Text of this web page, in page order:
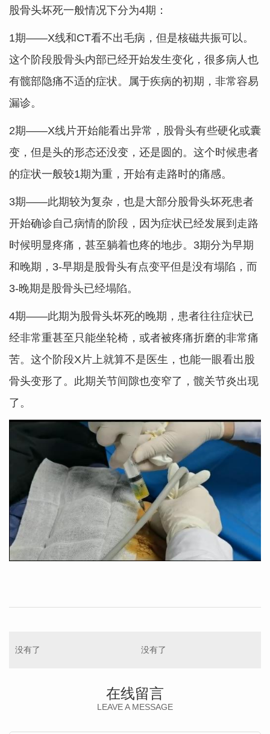
股骨头坏死一般情况下分为4期：
1期——X线和CT看不出毛病，但是核磁共振可以。
这个阶段股骨头内部已经开始发生变化，很多病人也
有髋部隐痛不适的症状。属于疾病的初期，非常容易
漏诊。
2期——X线片开始能看出异常，股骨头有些硬化或囊
变，但是头的形态还没变，还是圆的。这个时候患者
的症状一般较1期为重，开始有走路时的痛感。
3期——此期较为复杂，也是大部分股骨头坏死患者
开始确诊自己病情的阶段，因为症状已经发展到走路
时候明显疼痛，甚至躺着也疼的地步。3期分为早期
和晚期，3-早期是股骨头有点变平但是没有塌陷，而
3-晚期是股骨头已经塌陷。
4期——此期为股骨头坏死的晚期，患者往往症状已
经非常重甚至只能坐轮椅，或者被疼痛折磨的非常痛
苦。这个阶段X片上就算不是医生，也能一眼看出股
骨头变形了。此期关节间隙也变窄了，髋关节炎出现
了。
没有了 没有了
在线留言
LEAVE A MESSAGE